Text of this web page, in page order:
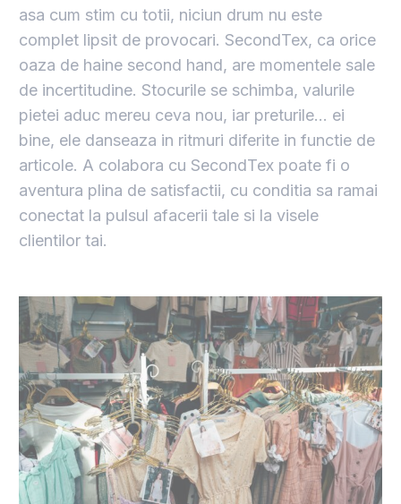
asa cum stim cu totii, niciun drum nu este
complet lipsit de provocari. SecondTex, ca orice
oaza de haine second hand, are momentele sale
de incertitudine. Stocurile se schimba, valurile
pietei aduc mereu ceva nou, iar preturile… ei
bine, ele danseaza in ritmuri diferite in functie de
articole. A colabora cu SecondTex poate fi o
aventura plina de satisfactii, cu conditia sa ramai
conectat la pulsul afacerii tale si la visele
clientilor tai.